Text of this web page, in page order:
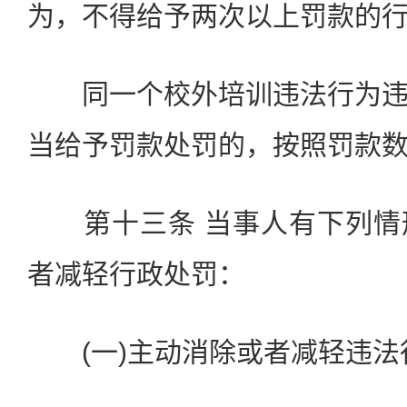
为，不得给予两次以上罚款的
同一个校外培训违法行为违
当给予罚款处罚的，按照罚款
第十三条 当事人有下列情
者减轻行政处罚：
(一)主动消除或者减轻违法